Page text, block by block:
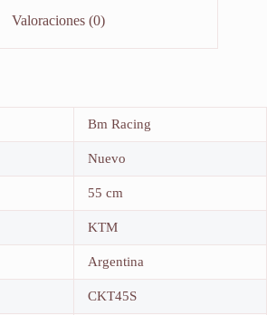
Valoraciones (0)
Bm Racing
Nuevo
55 cm
KTM
Argentina
CKT45S